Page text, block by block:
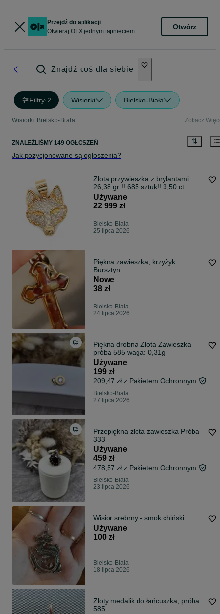
Przejdź do aplikacji
Otwieraj OLX jednym tapnięciem
Otwórz
Znajdź coś dla siebie
Filtry·2 Wisiorki Bielsko-Biała
Wisiorki Bielsko-Biała Zobacz
ZNALEŹLIŚMY 149 OGŁOSZEŃ
Jak pozycjonowane są ogłoszenia?
Złota przywieszka z brylantami
26,38 gr !! 685 sztuk!! 3,50 ct
Używane
22 999 zł
Bielsko-Biała
25 lipca 2026
Piękna zawieszka, krzyżyk.
Bursztyn
Nowe
38 zł
Bielsko-Biała
24 lipca 2026
Piękna drobna Złota Zawieszka
próba 585 waga: 0,31g
Używane
199 zł
209,47 zł z Pakietem Ochronnym
Bielsko-Biała
27 lipca 2026
Przepiękna złota zawieszka Próba
333
Używane
459 zł
478,57 zł z Pakietem Ochronnym
Bielsko-Biała
23 lipca 2026
Wisior srebrny - smok chiński
Używane
100 zł
Bielsko-Biała
18 lipca 2026
Złoty medalik do łańcuszka, próba
585